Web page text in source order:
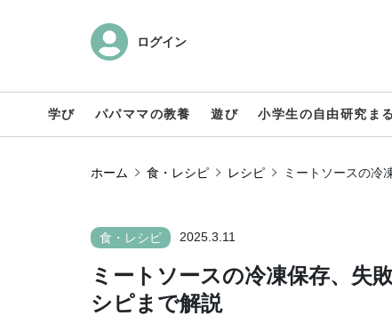
ログイン
学び パパママの教養 遊び 小学生の自由研究ま
ホーム 食・レシピ レシピ ミートソースの冷
食・レシピ 2025.3.11
ミートソースの冷凍保存、失
シピまで解説